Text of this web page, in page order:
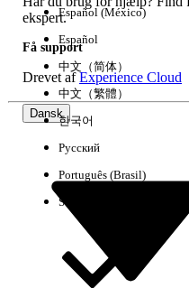
ekspert.
Få support
Drevet afExperience Cloud
Dansk
Español (México)
Español
中文（简体）
中文（繁體）
한국어
Русский
Português (Brasil)
Suomi